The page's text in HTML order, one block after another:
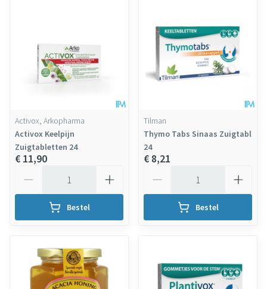
Activox, Arkopharma
Activox Keelpijn
Zuigtabletten 24
€ 11,90
Bestel
Tilman
Thymo Tabs Sinaas Zuigtabl
24
€ 8,21
Bestel